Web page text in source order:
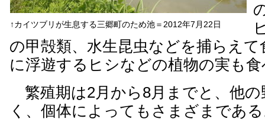
↑カイツブリが生息する三郷町のため池＝2012年7月22日
の甲殻類、水生昆虫などを捕らえ
に浮遊するヒシなどの植物の実も
繁殖期は2月から8月までと、他の
く、個体によってもさまざまであ